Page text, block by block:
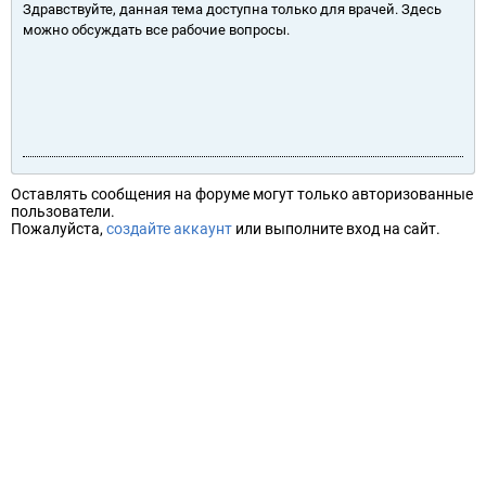
Здравствуйте, данная тема доступна только для врачей. Здесь
можно обсуждать все рабочие вопросы.
Оставлять сообщения на форуме могут только авторизованные
пользователи.
Пожалуйста, создайте аккаунт или выполните вход на сайт.